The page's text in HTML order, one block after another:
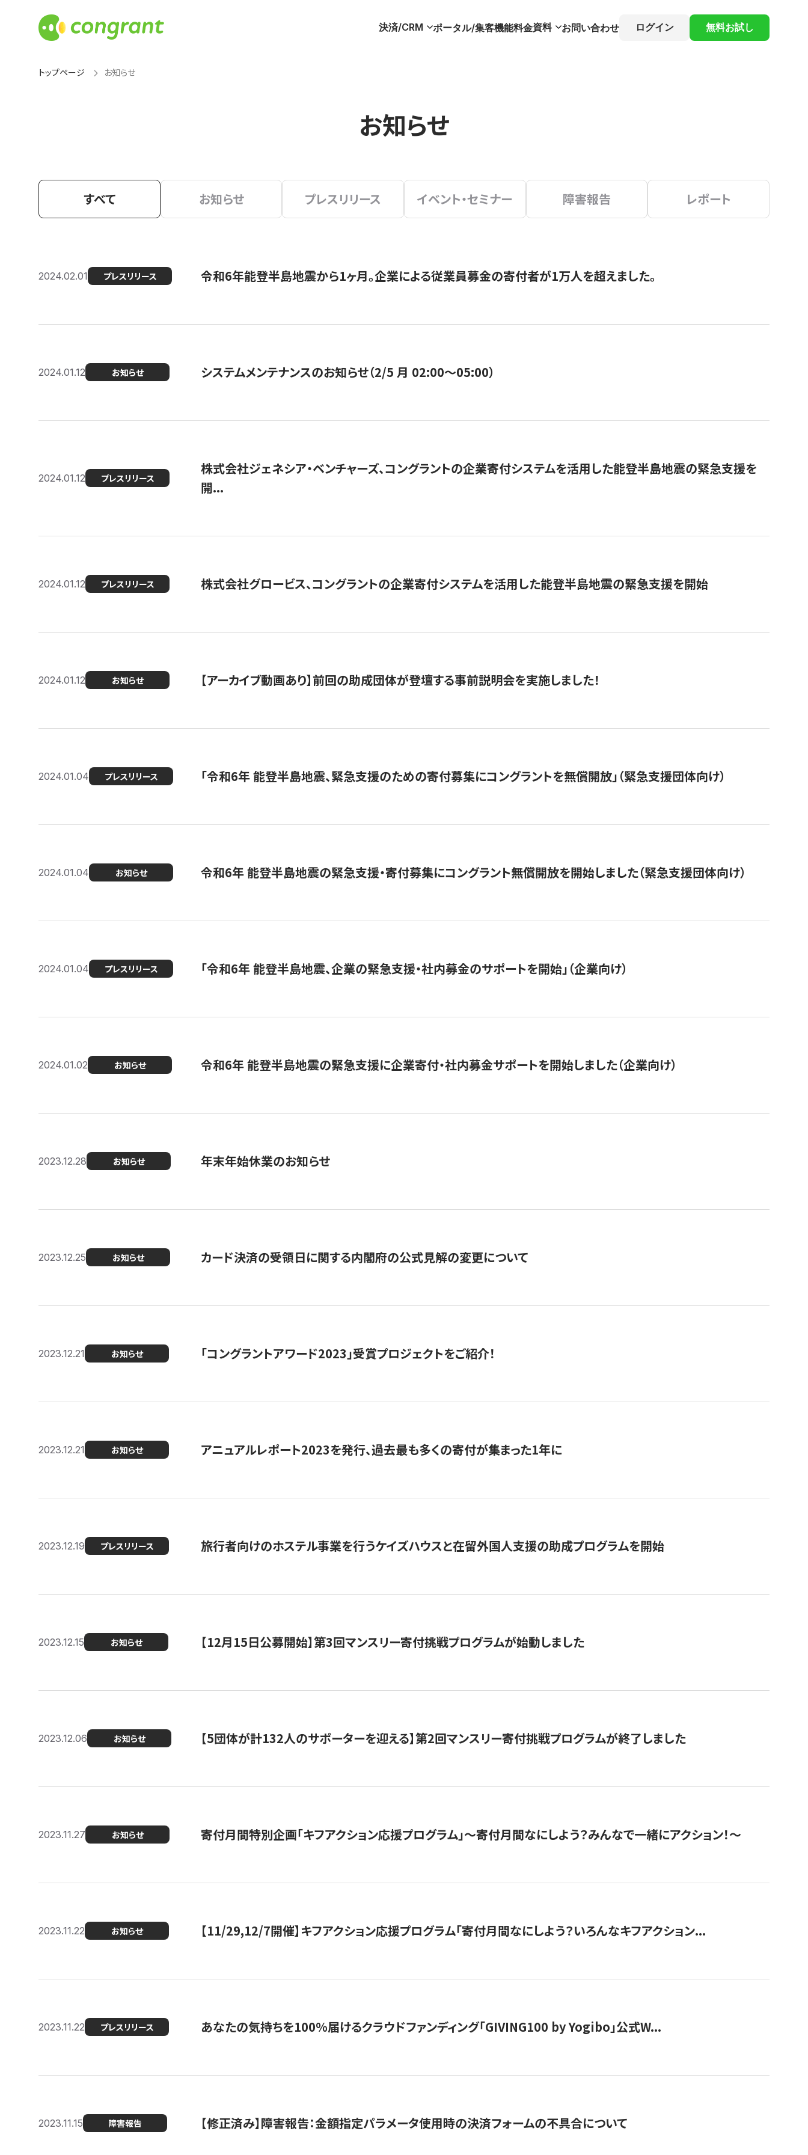
決済/CRM ポータル/集客機能料金資料 お問い合わせ ログイン 無料お試し
トップページ お知らせ
お知らせ
すべて お知らせ プレスリリース イベント・セミナー 障害報告 レポート
2024.02.01 プレスリリース 令和6年能登半島地震から1ヶ月。企業による従業員募金の寄付者が1万人を超えました。
2024.01.12 お知らせ システムメンテナンスのお知らせ（2/5 月 02:00〜05:00）
2024.01.12 プレスリリース
株式会社ジェネシア・ベンチャーズ、コングラントの企業寄付システムを活用した能登半島地震の緊急支援を
開...
2024.01.12 プレスリリース 株式会社グロービス、コングラントの企業寄付システムを活用した能登半島地震の緊急支援を開始
2024.01.12 お知らせ 【アーカイブ動画あり】前回の助成団体が登壇する事前説明会を実施しました！
2024.01.04 プレスリリース 「令和6年 能登半島地震、緊急支援のための寄付募集にコングラントを無償開放」（緊急支援団体向け）
2024.01.04 お知らせ 令和6年 能登半島地震の緊急支援・寄付募集にコングラント無償開放を開始しました（緊急支援団体向け）
2024.01.04 プレスリリース 「令和6年 能登半島地震、企業の緊急支援・社内募金のサポートを開始」（企業向け）
2024.01.02 お知らせ 令和6年 能登半島地震の緊急支援に企業寄付・社内募金サポートを開始しました（企業向け）
2023.12.28 お知らせ 年末年始休業のお知らせ
2023.12.25 お知らせ カード決済の受領日に関する内閣府の公式見解の変更について
2023.12.21 お知らせ 「コングラントアワード2023」受賞プロジェクトをご紹介！
2023.12.21 お知らせ アニュアルレポート2023を発行、過去最も多くの寄付が集まった1年に
2023.12.19 プレスリリース 旅行者向けのホステル事業を行うケイズハウスと在留外国人支援の助成プログラムを開始
2023.12.15 お知らせ 【12月15日公募開始】第3回マンスリー寄付挑戦プログラムが始動しました
2023.12.06 お知らせ 【5団体が計132人のサポーターを迎える】第2回マンスリー寄付挑戦プログラムが終了しました
2023.11.27 お知らせ 寄付月間特別企画「キフアクション応援プログラム」〜寄付月間なにしよう？みんなで一緒にアクション！〜
2023.11.22 お知らせ 【11/29,12/7開催】キフアクション応援プログラム「寄付月間なにしよう？いろんなキフアクション...
2023.11.22 プレスリリース あなたの気持ちを100％届けるクラウドファンディング「GIVING100 by Yogibo」公式W...
2023.11.15 障害報告 【修正済み】障害報告：金額指定パラメータ使用時の決済フォームの不具合について